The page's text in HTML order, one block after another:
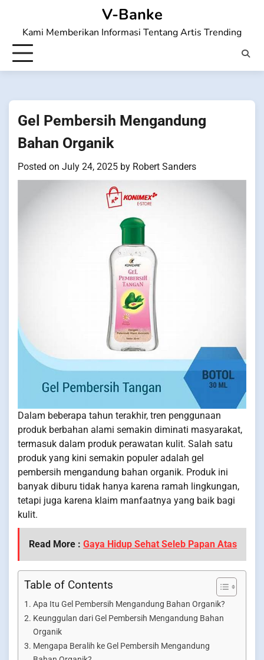
content
V-Banke
Kami Memberikan Informasi Tentang Artis Trending
Gel Pembersih Mengandung
Bahan Organik
Posted on July 24, 2025 by Robert Sanders
Dalam beberapa tahun terakhir, tren penggunaan
produk berbahan alami semakin diminati masyarakat,
termasuk dalam produk perawatan kulit. Salah satu
produk yang kini semakin populer adalah gel
pembersih mengandung bahan organik. Produk ini
banyak diburu tidak hanya karena ramah lingkungan,
tetapi juga karena klaim manfaatnya yang baik bagi
kulit.
Read More : Gaya Hidup Sehat Seleb Papan Atas
Table of Contents
Apa Itu Gel Pembersih Mengandung Bahan Organik?
Keunggulan dari Gel Pembersih Mengandung Bahan
Organik
Mengapa Beralih ke Gel Pembersih Mengandung